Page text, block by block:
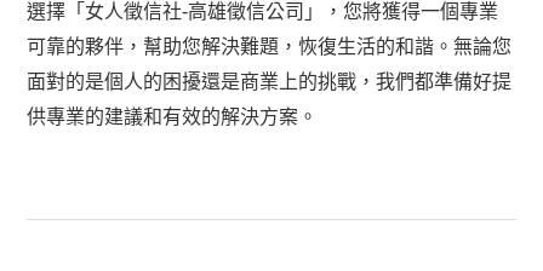
選擇「女人徵信社-高雄徵信公司」，您將獲得一個專業
可靠的夥伴，幫助您解決難題，恢復生活的和諧。無論您
面對的是個人的困擾還是商業上的挑戰，我們都準備好提
供專業的建議和有效的解決方案。